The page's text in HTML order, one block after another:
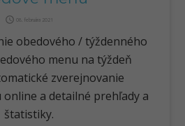
query_builder 08. februára 2021
obedového / týždenného
menu na týždeň
zverejnovanie
a detailné prehľady a
štatistiky.